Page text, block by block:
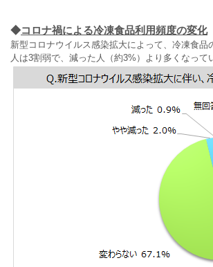
◆コロナ禍による冷凍食品利用頻度の変化
新型コロナウイルス感染拡大によって、冷凍食
人は3割弱で、減った人（約3%）より多くなっ